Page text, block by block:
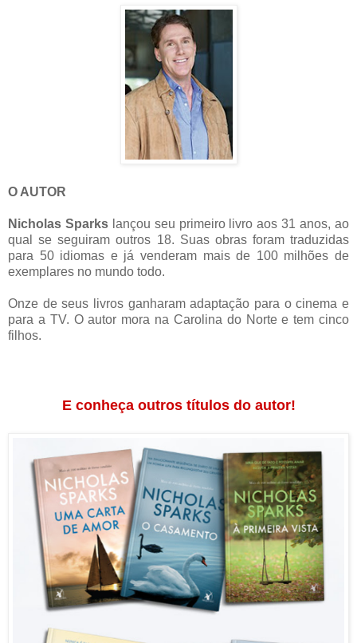
O AUTOR
Nicholas Sparkslançou seu primeiro livro aos 31 anos, ao
qual se seguiram outros 18. Suas obras foram traduzidas
para 50 idiomas e já venderam mais de 100 milhões de
exemplares no mundo todo.
Onze de seus livros ganharam adaptação para o cinema e
para a TV. O autor mora na Carolina do Norte e tem cinco
filhos.
E conheça outros títulos do autor!